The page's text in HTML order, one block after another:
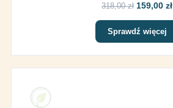
318,00 zł 159,00 zł
Sprawdź więcej